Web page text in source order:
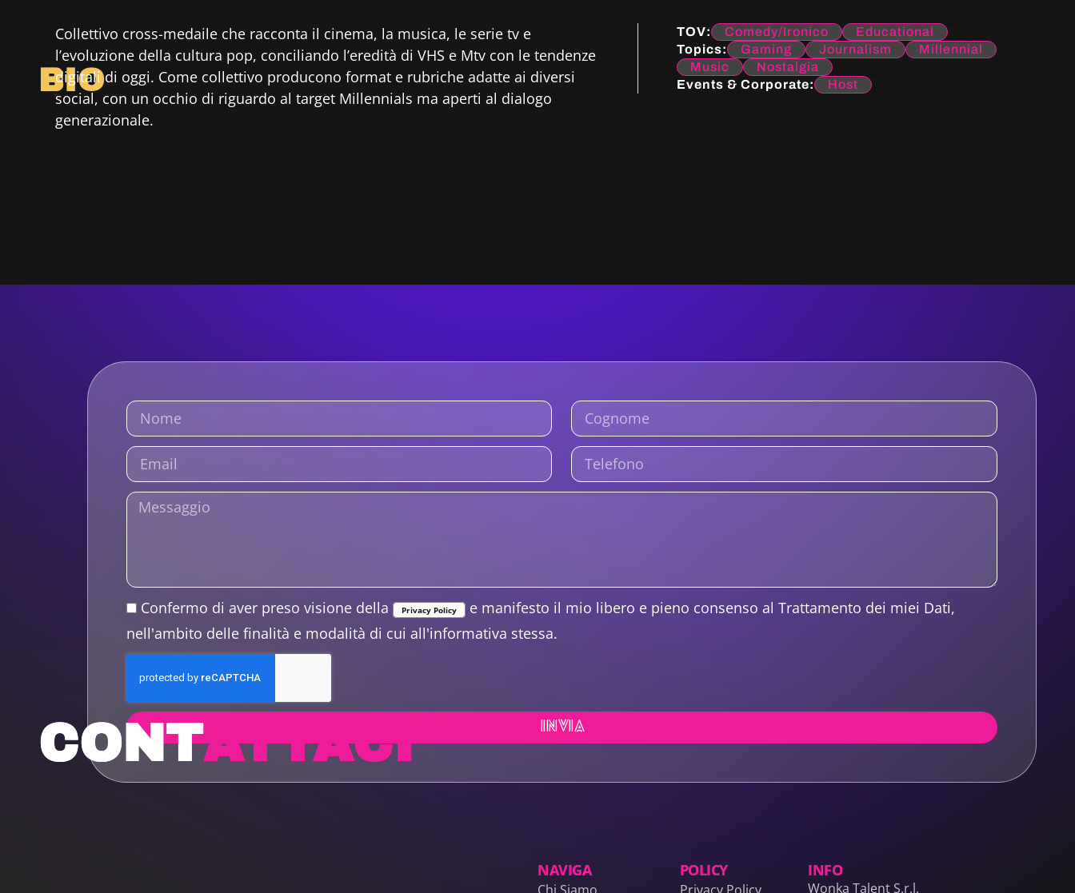
BIO
Collettivo cross-medaile che racconta il cinema, la musica, le serie tv e
l’evoluzione della cultura pop, conciliando l’eredità di VHS e Mtv con le tendenze
digitali di oggi. Come collettivo producono format e rubriche adatte ai diversi
social, con un occhio di riguardo al target Millennials ma aperti al dialogo
generazionale.
TOV: Comedy/Ironico
Educational
Topics:
Gaming Journalism
Millennial
Music
Nostalgia
Events & Corporate:
Host
CONTATTACI
Confermo di aver preso visione della Privacy Policy
e manifesto il mio libero e pieno consenso al Trattamento dei miei Dati,
nell'ambito delle finalità e modalità di cui all'informativa stessa.
INVIA
NAVIGA POLICY INFO
Wonka Talent S.r.l.